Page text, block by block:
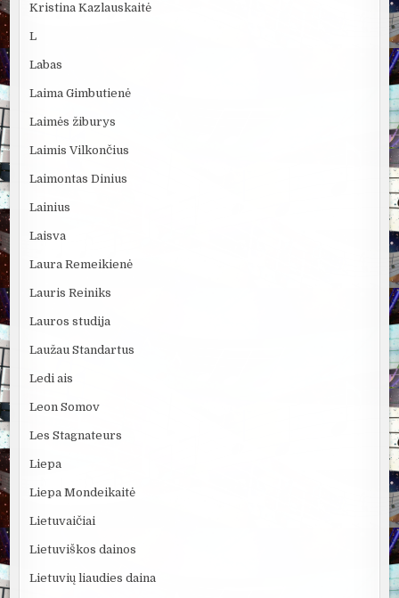
Kristina Kazlauskaitė
L
Labas
Laima Gimbutienė
Laimės žiburys
Laimis Vilkončius
Laimontas Dinius
Lainius
Laisva
Laura Remeikienė
Lauris Reiniks
Lauros studija
Laužau Standartus
Ledi ais
Leon Somov
Les Stagnateurs
Liepa
Liepa Mondeikaitė
Lietuvaičiai
Lietuviškos dainos
Lietuvių liaudies daina